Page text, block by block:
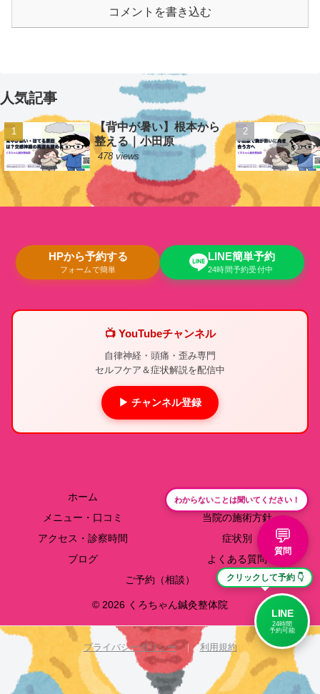
コメントを書き込む
人気記事
【背中が暑い】根本から
整える｜小田原
478 views
HPから予約する
フォームで簡単
LINE簡単予約
24時間予約受付中
📺 YouTubeチャンネル
自律神経・頭痛・歪み専門
セルフケア＆症状解説を配信中
▶ チャンネル登録
ホーム
院長紹介
メニュー・口コミ
当院の施術方針
アクセス・診察時間
症状別
ブログ
よくある質問
ご予約（相談）
© 2026 くろちゃん鍼灸整体院
わからないことは聞いてください！
💬
質問
プライバシーポリシー ｜ 利用規約
クリックして予約 👇
LINE
24時間
予約可能